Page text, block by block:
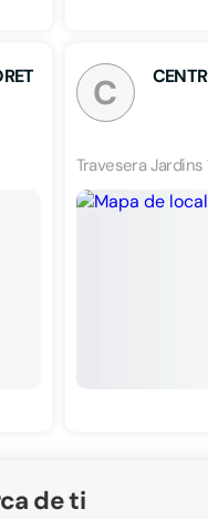
C
Travesera Jardins
de ti